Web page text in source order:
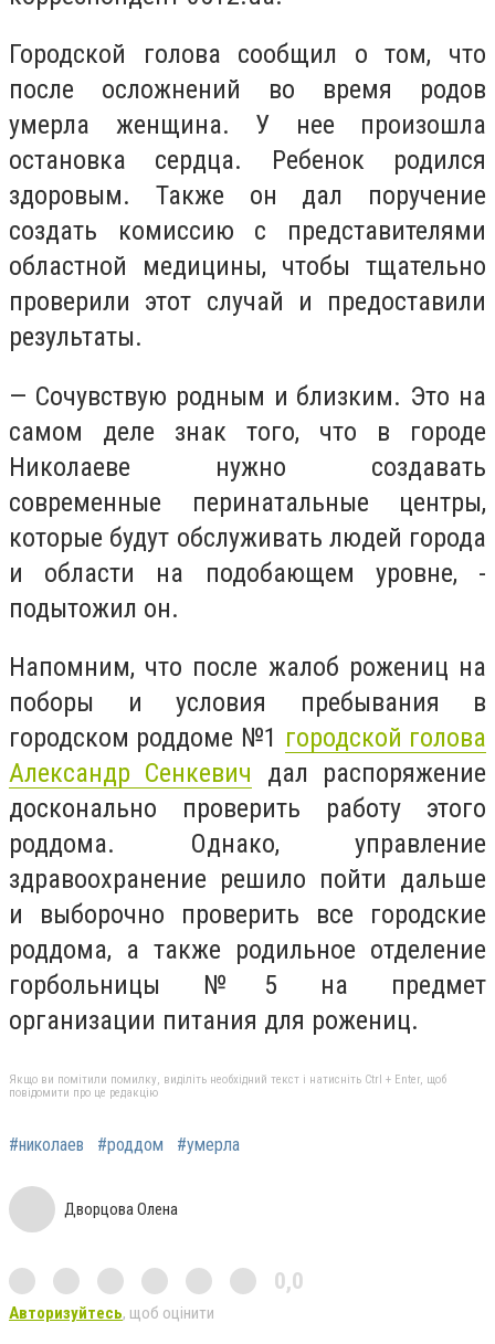
Городской голова сообщил о том, что
после осложнений во время родов
умерла женщина. У нее произошла
остановка сердца. Ребенок родился
здоровым. Также он дал поручение
создать комиссию с представителями
областной медицины, чтобы тщательно
проверили этот случай и предоставили
результаты.
— Сочувствую родным и близким. Это на
самом деле знак того, что в городе
Николаеве нужно создавать
современные перинатальные центры,
которые будут обслуживать людей города
и области на подобающем уровне, -
подытожил он.
Напомним, что после жалоб рожениц на
поборы и условия пребывания в
городском роддоме №1 городской голова
Александр Сенкевич дал распоряжение
досконально проверить работу этого
роддома. Однако, управление
здравоохранение решило пойти дальше
и выборочно проверить все городские
роддома, а также родильное отделение
горбольницы №5 на предмет
организации питания для рожениц.
Якщо ви помітили помилку, виділіть необхідний текст і натисніть Ctrl + Enter, щоб
повідомити про це редакцію
#николаев #роддом #умерла
Дворцова Олена
0,0
Авторизуйтесь, щоб оцінити